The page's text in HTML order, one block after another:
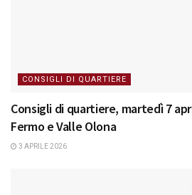
CONSIGLI DI QUARTIERE
Consigli di quartiere, martedì 7
Fermo e Valle Olona
3 APRILE 2026